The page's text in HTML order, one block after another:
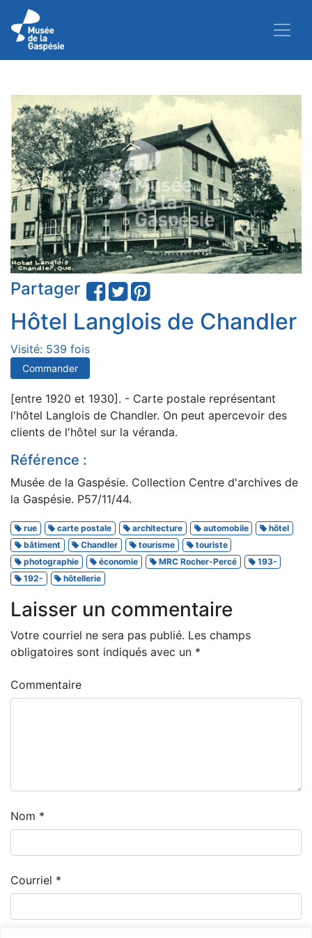
Partager
Hôtel Langlois de Chandler
Visité: 539 fois
Commander
[entre 1920 et 1930]. - Carte postale représentant
l'hôtel Langlois de Chandler. On peut apercevoir des
clients de l'hôtel sur la véranda.
Référence :
Musée de la Gaspésie. Collection Centre d'archives de
la Gaspésie. P57/11/44.
rue carte postale architecture automobile
hôtel
bâtiment
Chandler tourisme
touriste
photographie
économie MRC Rocher-Percé
193-
192-
hôtellerie
Laisser un commentaire
Votre courriel ne sera pas publié. Les champs
obligatoires sont indiqués avec un *
Commentaire
Nom *
Courriel *